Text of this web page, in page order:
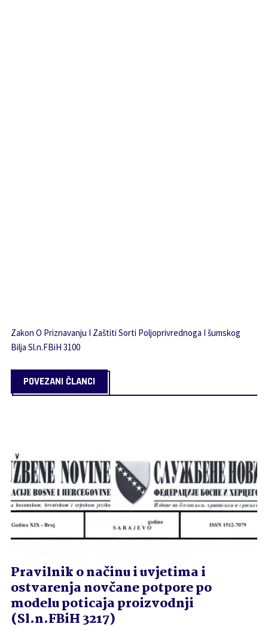
Zakon O Priznavanju I Zaštiti Sorti Poljoprivrednoga I šumskog
Bilja Sl.n.FBiH 3100
POVEZANI ČLANCI
Pravilnik o načinu i uvjetima i
ostvarenja novčane potpore po
modelu poticaja proizvodnji
(Sl.n.FBiH 3217)